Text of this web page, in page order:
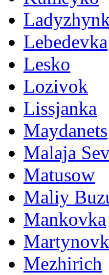
Lebedevka
Lesko
Lozivok
Lissjanka
Maydanets
Malaja
Matusow
Maliy
Mankovka
Mezhirich